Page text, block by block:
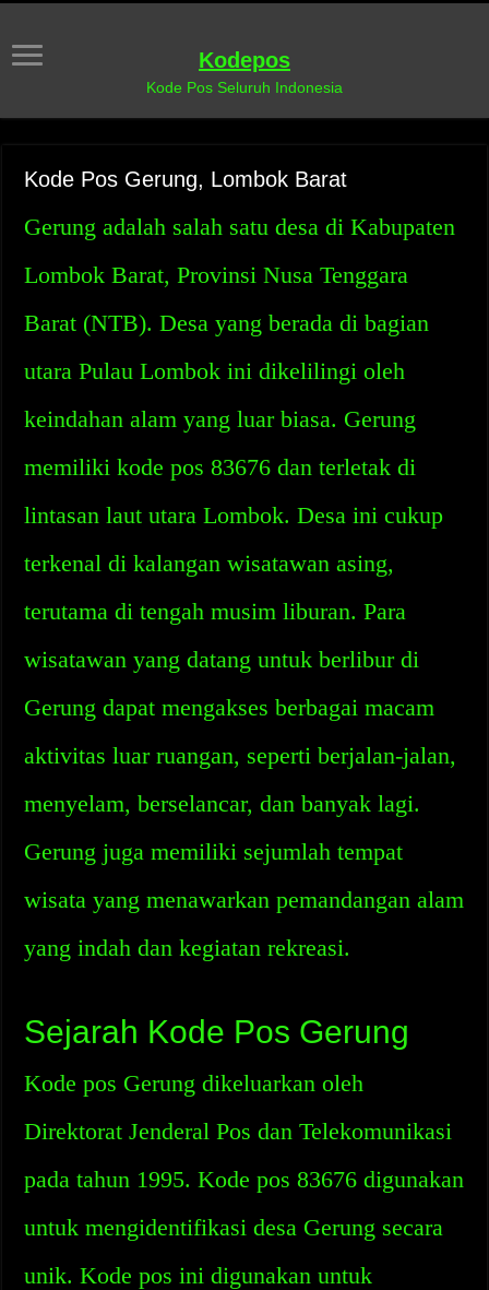
Kodepos
Kode Pos Seluruh Indonesia
Kode Pos Gerung, Lombok Barat
Gerung adalah salah satu desa di Kabupaten
Lombok Barat, Provinsi Nusa Tenggara
Barat (NTB). Desa yang berada di bagian
utara Pulau Lombok ini dikelilingi oleh
keindahan alam yang luar biasa. Gerung
memiliki kode pos 83676 dan terletak di
lintasan laut utara Lombok. Desa ini cukup
terkenal di kalangan wisatawan asing,
terutama di tengah musim liburan. Para
wisatawan yang datang untuk berlibur di
Gerung dapat mengakses berbagai macam
aktivitas luar ruangan, seperti berjalan-jalan,
menyelam, berselancar, dan banyak lagi.
Gerung juga memiliki sejumlah tempat
wisata yang menawarkan pemandangan alam
yang indah dan kegiatan rekreasi.
Sejarah Kode Pos Gerung
Kode pos Gerung dikeluarkan oleh
Direktorat Jenderal Pos dan Telekomunikasi
pada tahun 1995. Kode pos 83676 digunakan
untuk mengidentifikasi desa Gerung secara
unik. Kode pos ini digunakan untuk